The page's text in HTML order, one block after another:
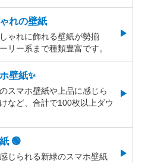
れの壁紙
ゃれに飾れる壁紙が勢揃
リー系まで種類豊富です。
壁紙✨
スマホ壁紙や上品に感じら
など、合計で100枚以上ダウ
🟢
じられる新緑のスマホ壁紙